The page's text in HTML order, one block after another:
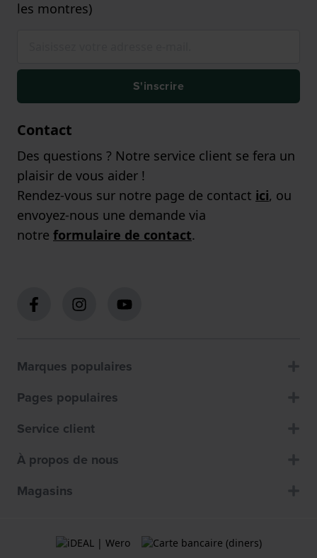
les montres)
S'inscrire
Contact
Des questions ? Notre service client se fera un
plaisir de vous aider !
Rendez-vous sur notre page de contact ici, ou
envoyez-nous une demande via
notre formulaire de contact.
Marques populaires
Pages populaires
Service client
À propos de nous
Magasins